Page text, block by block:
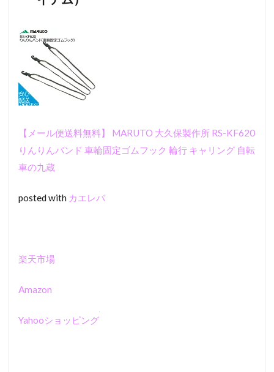
【メール便送料無料】 MARUTO 大久保製作所 RS-KF620
りんりんバンド 車輪固定ゴムフック 輪行 キャリング 自転
車の九蔵
posted with カエレバ
楽天市場
Amazon
Yahooショッピング